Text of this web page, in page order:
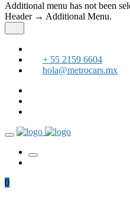
Additional menu has not been
Header → Additional Menu.
+ 55 2159 6604
hola@metrocars.mx
0